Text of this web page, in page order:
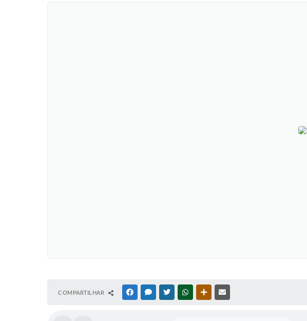
COMPARTILHAR FACEBOOKMESSENGER
TWITTERWHATSAPPOUTRAS MÍDIAS